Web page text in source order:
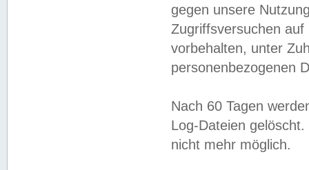
gegen unsere
Zugriffsversuchen
vorbehalten, unter
personenbezogenen
Nach 60 Tagen
Log-Dateien
nicht mehr möglich.